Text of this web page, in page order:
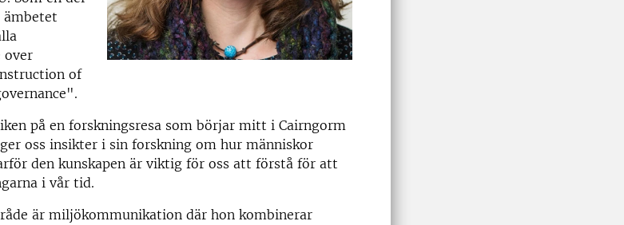
over
of
på en forskningsresa som börjar mitt i Cairngorm
oss insikter i sin forskning om hur människor
den kunskapen är viktig för oss att förstå för att
i vår tid.
är miljökommunikation där hon kombinerar